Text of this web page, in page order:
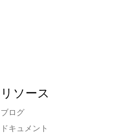
リソース
ブログ
ドキュメント